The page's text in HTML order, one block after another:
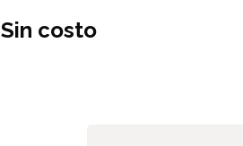
Sin costo